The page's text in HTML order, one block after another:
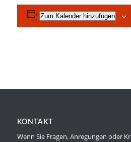
Zum Kalender hinzufügen
KONTAKT
Wenn Sie Fragen, Anregungen oder